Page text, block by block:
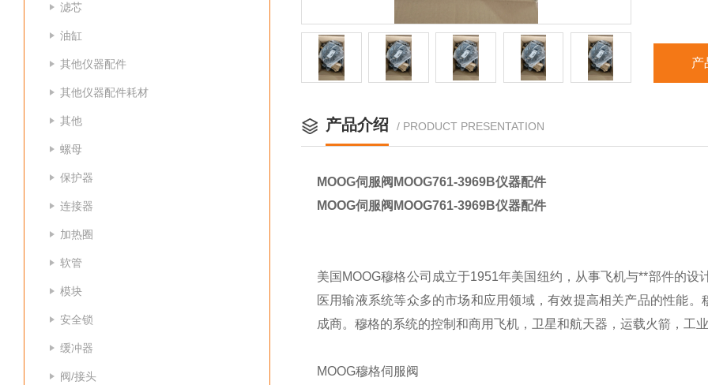
滤芯
油缸
其他仪器配件
其他仪器配件耗材
其他
螺母
保护器
连接器
加热圈
软管
模块
安全锁
缓冲器
阀/接头
产
产品介绍 / PRODUCT PRESENTATION
MOOG伺服阀MOOG761-3969B仪器配件
MOOG伺服阀MOOG761-3969B仪器配件
美国MOOG穆格公司成立于1951年美国纽约，从事飞机与**部件的设
医用输液系统等众多的市场和应用领域，有效提高相关产品的性能
成商。穆格的系统的控制和商用飞机，卫星和航天器，运载火箭，工
MOOG穆格伺服阀